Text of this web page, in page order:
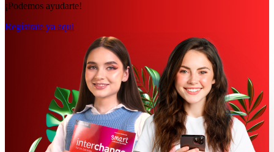
¡Podemos ayudarte!
Regístrate ya aqui